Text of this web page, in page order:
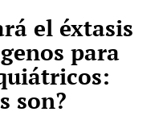
el éxtasis
para
son?